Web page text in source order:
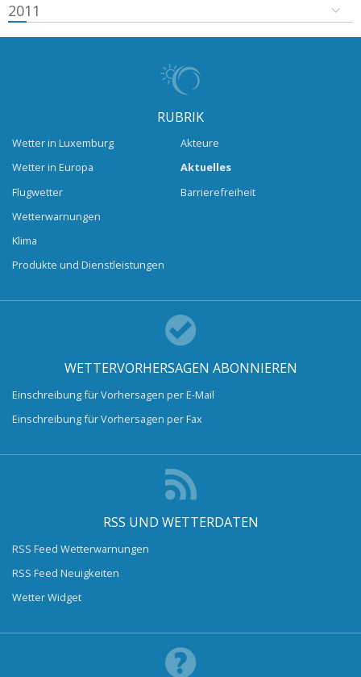
2011
RUBRIK
Wetter in Luxemburg
Wetter in Europa
Flugwetter
Wetterwarnungen
Klima
Produkte und Dienstleistungen
Akteure
Aktuelles
Barrierefreiheit
WETTERVORHERSAGEN ABONNIEREN
Einschreibung für Vorhersagen per E-Mail
Einschreibung für Vorhersagen per Fax
RSS UND WETTERDATEN
RSS Feed Wetterwarnungen
RSS Feed Neuigkeiten
Wetter Widget